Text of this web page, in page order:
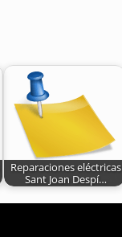
Reparaciones eléctricas
Sant Joan Despí…